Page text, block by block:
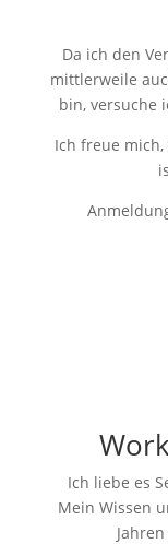
Da ich den
mittlerweile
bin, versuche
Ich freue
Ich liebe es
Mein Wissen